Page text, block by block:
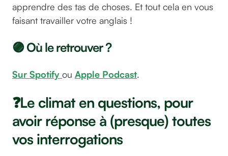
apprendre des tas de choses. Et tout cela en vous
faisant travailler votre anglais !
🟣 Où le retrouver ?
Sur Spotify ou Apple Podcast.
❓Le climat en questions, pour
avoir réponse à (presque) toutes
vos interrogations